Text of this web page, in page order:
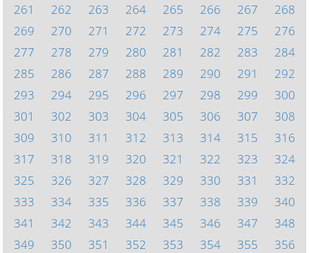
261
262 263 264 265 266 267
268
269
270 271 272 273 274 275
276
277
278 279 280 281 282 283
284
285
286 287 288 289 290 291
292
293
294 295 296 297 298 299
300
301
302 303 304 305 306 307
308
309
310 311 312 313 314 315
316
317
318 319 320 321 322 323
324
325
326 327 328 329 330 331
332
333
334 335 336 337 338 339
340
341
342 343 344 345 346 347
348
349
350 351 352 353 354 355 356